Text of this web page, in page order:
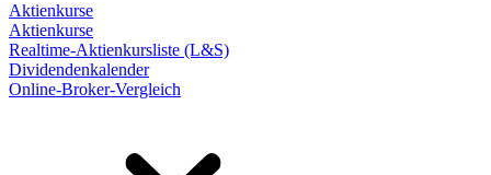
Aktienkurse
Aktienkurse
Realtime-Aktienkursliste (L&S)
Dividendenkalender
Online-Broker-Vergleich